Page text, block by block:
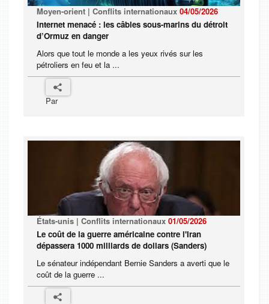
Moyen-orient | Conflits internationaux 04/05/2026
Internet menacé : les câbles sous-marins du détroit
d’Ormuz en danger
Alors que tout le monde a les yeux rivés sur les
pétroliers en feu et la ...
Par
États-unis | Conflits internationaux 01/05/2026
Le coût de la guerre américaine contre l'Iran
dépassera 1000 milliards de dollars (Sanders)
Le sénateur indépendant Bernie Sanders a averti que le
coût de la guerre ...